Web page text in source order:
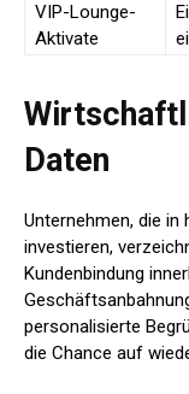
VIP-Lounge-
Aktivate
Daten
Unternehmen, die
investieren,
Kundenbindung
personalisierte
die Chance auf